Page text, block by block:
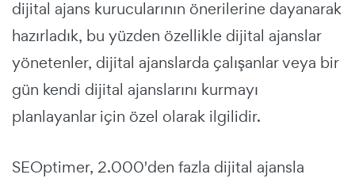
dijital ajans kurucularının önerilerine dayanarak
hazırladık, bu yüzden özellikle dijital ajanslar
yönetenler, dijital ajanslarda çalışanlar veya bir
gün kendi dijital ajanslarını kurmayı
planlayanlar için özel olarak ilgilidir.
SEOptimer, 2.000'den fazla dijital ajansla